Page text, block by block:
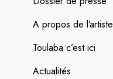
A propos de l’artiste
Toulaba c’est ici
Actualités